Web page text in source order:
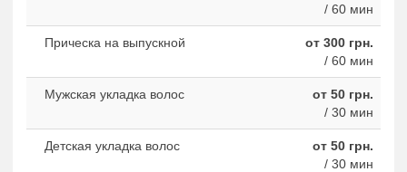
/ 60 мин
Прическа на выпускной
от 300 грн.
/ 60 мин
Мужская укладка волос
от 50 грн.
/ 30 мин
Детская укладка волос
от 50 грн.
/ 30 мин